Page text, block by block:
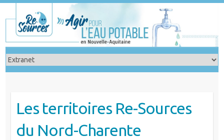
to
content
Les territoires Re-Sources
du Nord-Charente